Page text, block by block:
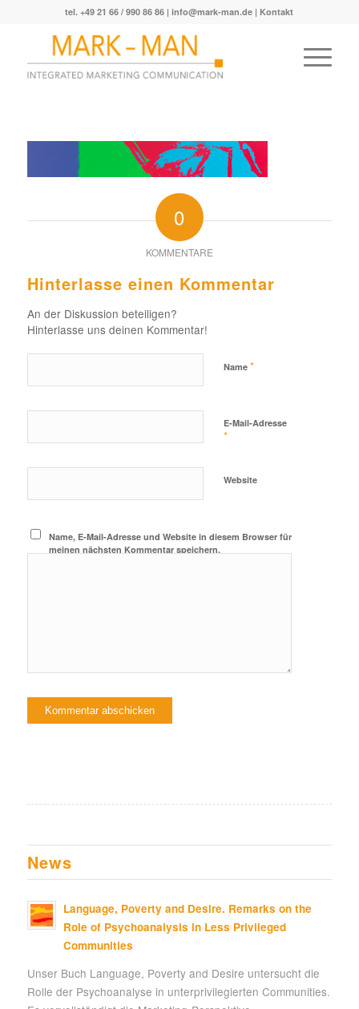
tel. +49 21 66 / 990 86 86 |info@mark-man.de | Kontakt
0
KOMMENTARE
Hinterlasse einen Kommentar
An der Diskussion beteiligen?
Hinterlasse uns deinen Kommentar!
Name *
E-Mail-Adresse
*
Website
Name, E-Mail-Adresse und Website in diesem Browser für
meinen nächsten Kommentar speichern.
News
Language, Poverty and Desire. Remarks on the
Role of Psychoanalysis in Less Privileged
Communities
Unser Buch Language, Poverty and Desire untersucht die
Rolle der Psychoanalyse in unterprivilegierten Communities.